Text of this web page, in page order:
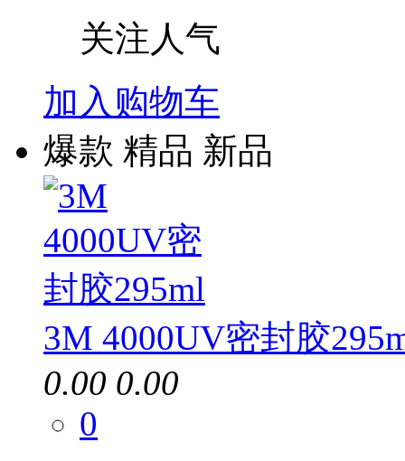
关注人气
加入购物车
爆款 精品 新品
3M 4000UV密封胶
0.00 0.00
0